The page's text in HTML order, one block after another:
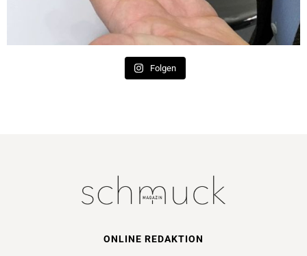
Folgen
ONLINE REDAKTION